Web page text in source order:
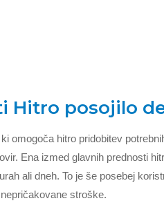
Hitro posojilo
omogoča hitro pridobitev
Ena izmed glavnih prednosti
ali dneh. To je še posebej
stroške.